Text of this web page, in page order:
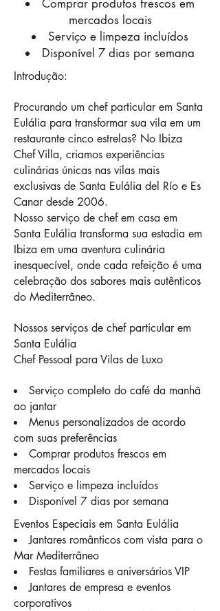
Comprar produtos frescos em
mercados locais
Serviço e limpeza incluídos
Disponível 7 dias por semana
Introdução:
Procurando um chef particular em Santa
Eulália para transformar sua vila em um
restaurante cinco estrelas? No Ibiza
Chef Villa, criamos experiências
culinárias únicas nas vilas mais
exclusivas de Santa Eulália del Río e Es
Canar desde 2006.
Nosso serviço de chef em casa em
Santa Eulália transforma sua estadia em
Ibiza em uma aventura culinária
inesquecível, onde cada refeição é uma
celebração dos sabores mais autênticos
do Mediterrâneo.
Nossos serviços de chef particular em
Santa Eulália
Chef Pessoal para Vilas de Luxo
Serviço completo do café da manhã
ao jantar
Menus personalizados de acordo
com suas preferências
Comprar produtos frescos em
mercados locais
Serviço e limpeza incluídos
Disponível 7 dias por semana
Eventos Especiais em Santa Eulália
Jantares românticos com vista para o
Mar Mediterrâneo
Festas familiares e aniversários VIP
Jantares de empresa e eventos
corporativos